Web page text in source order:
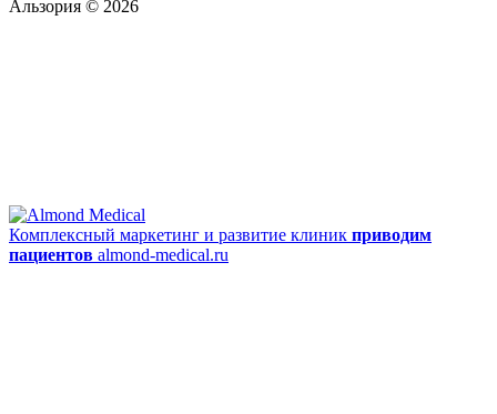
Альзория © 2026
Комплексный маркетинг и развитие клиник приводим
пациентов almond-medical.ru